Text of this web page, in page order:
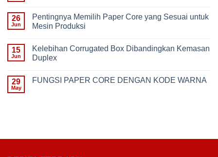
Pipa
PVC
3
Model
Kemasan
Box
(Corrugated)
26
Jun
Pentingnya Memilih Paper Core yang Sesuai untuk
Mesin Produksi
on
Pentingnya
Memilih
yang
15
Jun
Kelebihan Corrugated Box Dibandingkan Kemasan
Duplex
on
29
May
FUNGSI PAPER CORE DENGAN KODE WARNA
WARNA